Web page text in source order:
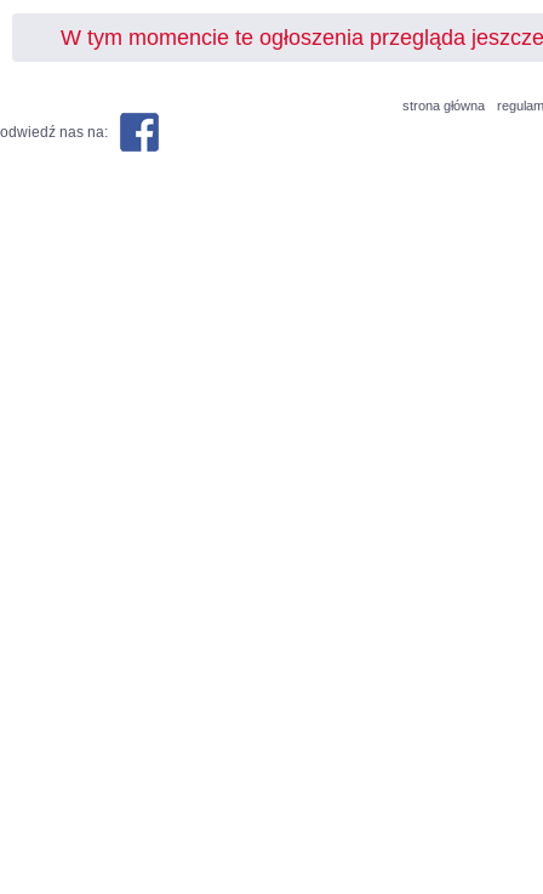
W tym momencie te ogłoszenia przegląda
strona główna
odwiedź nas na: